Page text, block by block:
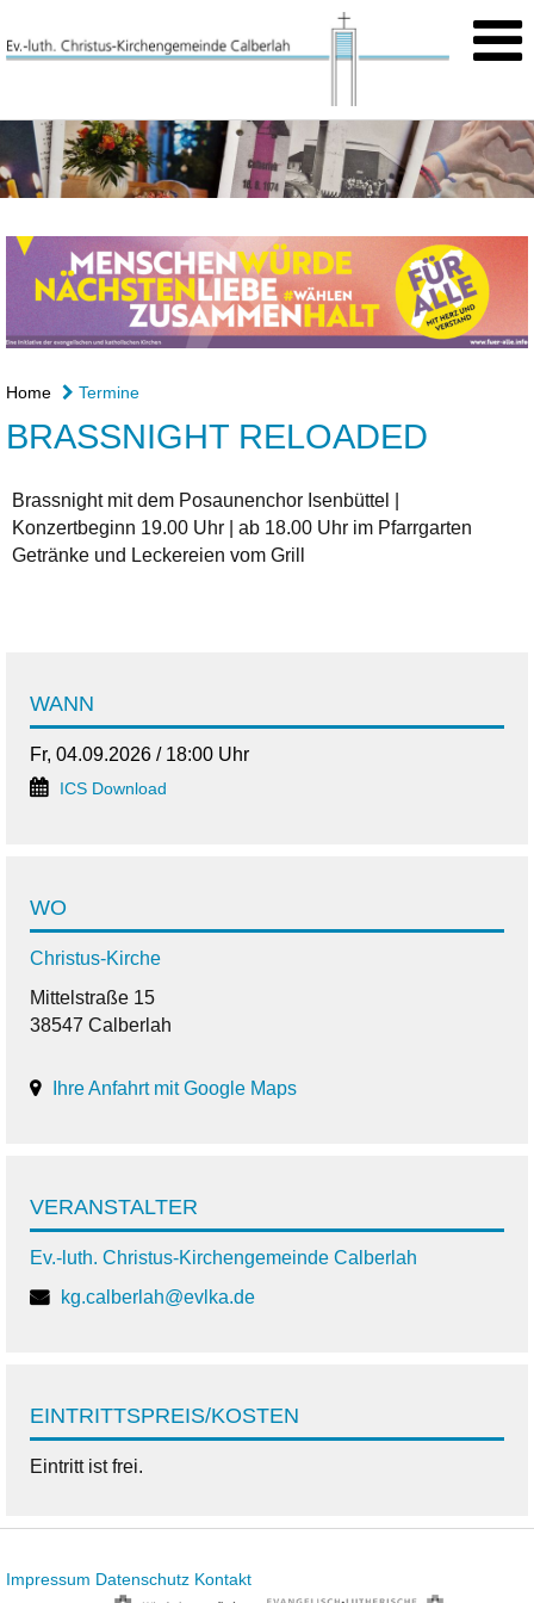
Home Termine
BRASSNIGHT RELOADED
Brassnight mit dem Posaunenchor Isenbüttel |
Konzertbeginn 19.00 Uhr | ab 18.00 Uhr im Pfarrgarten
Getränke und Leckereien vom Grill
WANN
Fr, 04.09.2026 / 18:00 Uhr
ICS Download
WO
Christus-Kirche
Mittelstraße 15
38547 Calberlah
Ihre Anfahrt mit Google Maps
VERANSTALTER
Ev.-luth. Christus-Kirchengemeinde Calberlah
kg.calberlah@evlka.de
EINTRITTSPREIS/KOSTEN
Eintritt ist frei.
Impressum Datenschutz Kontakt